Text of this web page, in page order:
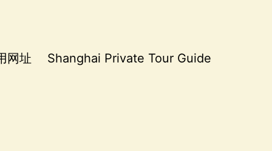
网址 Shanghai Private Tour Guide